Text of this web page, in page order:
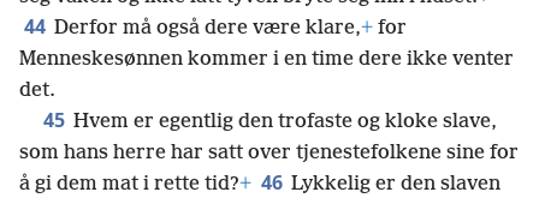
44 Derfor må også dere være klare,+ for
Menneskesønnen kommer i en time dere ikke venter
det.
45 Hvem er egentlig den trofaste og kloke slave,
som hans herre har satt over tjenestefolkene sine for
å gi dem mat i rette tid?+ 46 Lykkelig er den slaven